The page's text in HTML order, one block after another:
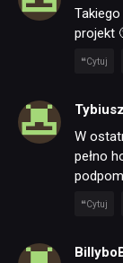
projekt
Cytuj
W
pełno
Cytuj